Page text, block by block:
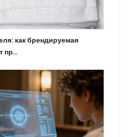
как брендируемая
пр…